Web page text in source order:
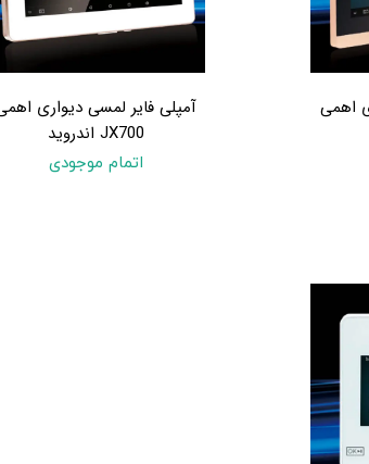
اهمی
آمپلی فایر لمسی دیواری
JX700 اندروید
اتمام موجودی